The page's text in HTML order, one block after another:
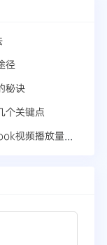
径
秘诀
个关键点